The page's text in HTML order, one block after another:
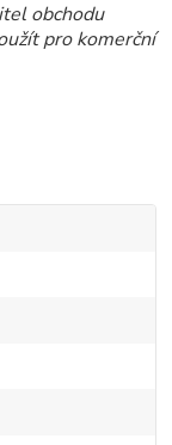
obchodu
pro komerční